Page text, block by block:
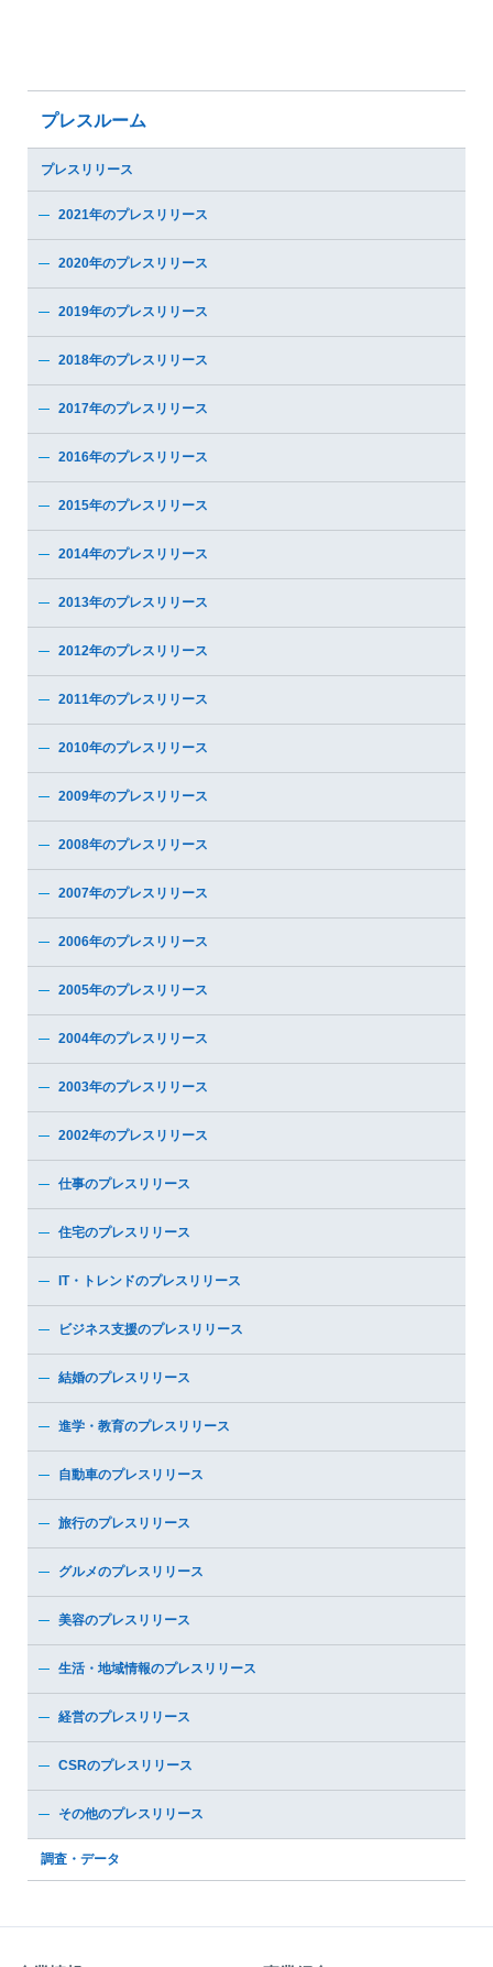
プレスルーム
プレスリリース
2021年のプレスリリース
2020年のプレスリリース
2019年のプレスリリース
2018年のプレスリリース
2017年のプレスリリース
2016年のプレスリリース
2015年のプレスリリース
2014年のプレスリリース
2013年のプレスリリース
2012年のプレスリリース
2011年のプレスリリース
2010年のプレスリリース
2009年のプレスリリース
2008年のプレスリリース
2007年のプレスリリース
2006年のプレスリリース
2005年のプレスリリース
2004年のプレスリリース
2003年のプレスリリース
2002年のプレスリリース
仕事のプレスリリース
住宅のプレスリリース
IT・トレンドのプレスリリース
ビジネス支援のプレスリリース
結婚のプレスリリース
進学・教育のプレスリリース
自動車のプレスリリース
旅行のプレスリリース
グルメのプレスリリース
美容のプレスリリース
生活・地域情報のプレスリリース
経営のプレスリリース
CSRのプレスリリース
その他のプレスリリース
調査・データ